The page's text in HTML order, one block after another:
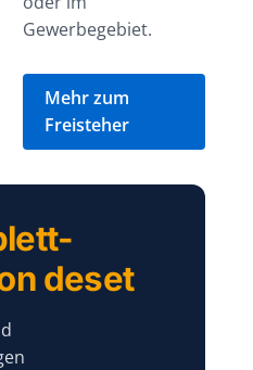
Gewerbegebiet.
Mehr zum
Freisteher
deset